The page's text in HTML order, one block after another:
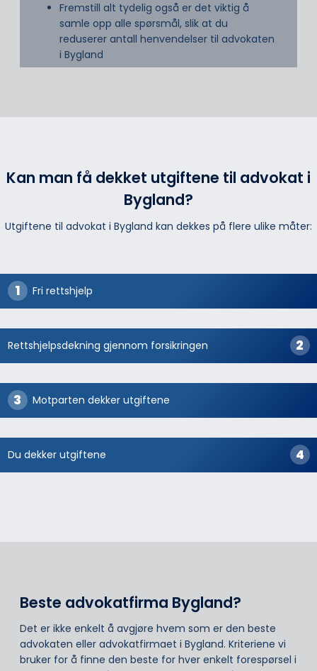
Fremstill alt tydelig også er det viktig å
samle opp alle spørsmål, slik at du
reduserer antall henvendelser til advokaten
i Bygland
Kan man få dekket utgiftene til advokat i
Bygland?
Utgiftene til advokat i Bygland kan dekkes på flere ulike måter:
Fri rettshjelp
Rettshjelpsdekning gjennom forsikringen
Motparten dekker utgiftene
Du dekker utgiftene
Beste advokatfirma Bygland?
Det er ikke enkelt å avgjøre hvem som er den beste
advokaten eller advokatfirmaet i Bygland. Kriteriene vi
bruker for å finne den beste for hver enkelt forespørsel i